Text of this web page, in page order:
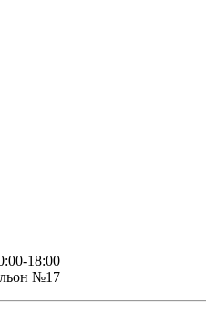
18:00
№17